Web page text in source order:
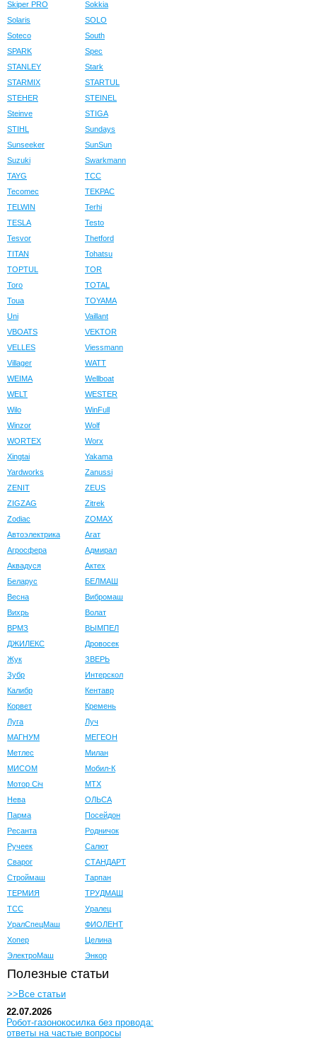
Skiper PRO
Sokkia
Solaris
SOLO
Soteco
South
SPARK
Spec
STANLEY
Stark
STARMIX
STARTUL
STEHER
STEINEL
Steinve
STIGA
STIHL
Sundays
Sunseeker
SunSun
Suzuki
Swarkmann
TAYG
TCC
Tecomec
TEKPAC
TELWIN
Terhi
TESLA
Testo
Tesvor
Thetford
TITAN
Tohatsu
TOPTUL
TOR
Toro
TOTAL
Toua
TOYAMA
Uni
Vaillant
VBOATS
VEKTOR
VELLES
Viessmann
Villager
WATT
WEIMA
Wellboat
WELT
WESTER
Wilo
WinFull
Winzor
Wolf
WORTEX
Worx
Xingtai
Yakama
Yardworks
Zanussi
ZENIT
ZEUS
ZIGZAG
Zitrek
Zodiac
ZOMAX
Автоэлектрика
Агат
Агросфера
Адмирал
Аквадуся
Актех
Беларус
БЕЛМАШ
Весна
Вибромаш
Вихрь
Волат
ВРМЗ
ВЫМПЕЛ
ДЖИЛЕКС
Дровосек
Жук
ЗВЕРЬ
Зубр
Интерскол
Калибр
Кентавр
Корвет
Кремень
Луга
Луч
МАГНУМ
МЕГЕОН
Метлес
Милан
МИСОМ
Мобил-К
Мотор Сiч
МТХ
Нева
ОЛЬСА
Парма
Посейдон
Ресанта
Родничок
Ручеек
Салют
Сварог
СТАНДАРТ
Строймаш
Тарпан
ТЕРМИЯ
ТРУДМАШ
ТСС
Уралец
УралСпецМаш
ФИОЛЕНТ
Хопер
Целина
ЭлектроМаш
Энкор
Полезные статьи
>>Все статьи
22.07.2026
Робот-газонокосилка без провода:
ответы на частые вопросы